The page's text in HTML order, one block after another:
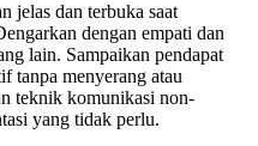
jelas dan terbuka saat
dengan empati dan
lain. Sampaikan pendapat
tanpa menyerang atau
teknik komunikasi non-
yang tidak perlu.